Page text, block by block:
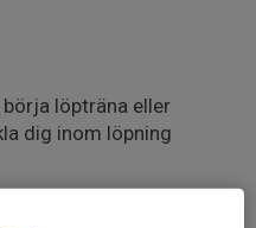
löpträna eller
dig inom löpning
sätt inspireras och